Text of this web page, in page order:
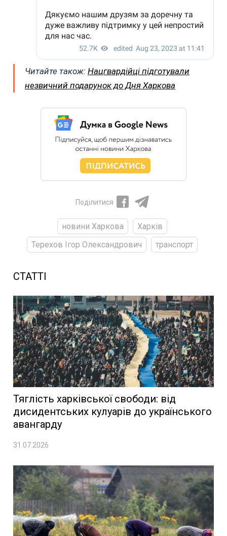
Читайте також: Нацгвардійці підготували
незвичний подарунок до Дня Харкова
Поділитися
новини Харкова
Харків
Терехов Ігор Олександрович
транспорт
СТАТТІ
Тяглість харківської свободи: від
дисидентських кулуарів до українського
авангарду
31.07.2026